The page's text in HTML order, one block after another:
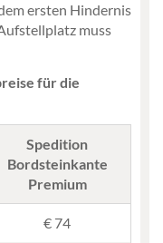
ersten Hindernis
muss
für die
Spedition
Bordsteinkante
Premium
€ 74